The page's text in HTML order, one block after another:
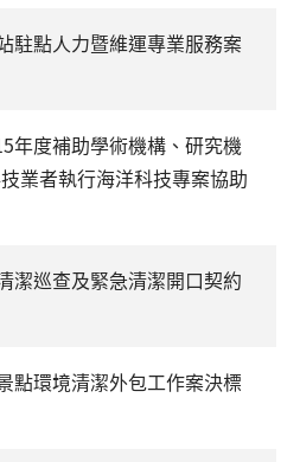
駐點人力暨維運專業服務案
年度補助學術機構、研究機
業者執行海洋科技專案協助
潔巡查及緊急清潔開口契約
點環境清潔外包工作案決標